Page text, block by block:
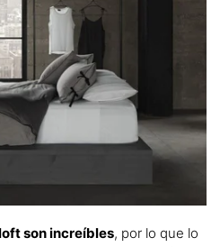
son increíbles, por lo que lo